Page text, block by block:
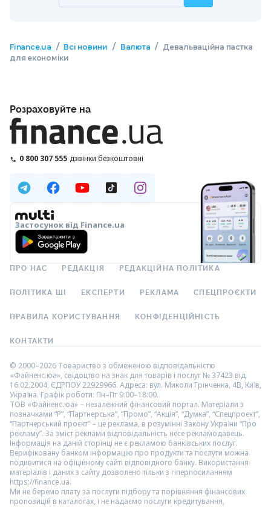
Finance.ua / Всі новини / Валюта / Девальваційна пастка
для економіки
Розраховуйте на
0 800 307 555 дзвінки безкоштовні
Застосунок від Finance.ua
ПРО НАС РЕДАКЦІЯ РЕДАКЦІЙНА ПОЛІТИКА
ПОЛІТИКА ШІ ЕКСПЕРТИ РЕКЛАМА СПЕЦПРОЄКТИ
ПРАВИЛА КОРИСТУВАННЯ КОНФІДЕНЦІЙНІСТЬ
КОНТАКТИ
© 2000–2026 Товариство з обмеженою відповідальністю
«Файненс.юа», свідоцтво на знак для товарів і послуг № 37423 від
16.02.2004, ЄДРПОУ 22929966. Адреса: вул. Миколи Грінченка, 4В, Київ,
Україна. Графік роботи: Пн–Пт 9:00–18:00.
ТОВ «Файненс.юа» – незалежний фінансовий портал. Матеріали з
позначками “Р”, “Партнерська”, “Промо”, “Акція”, “Думка”, “Спецпроєкт”,
“Партнерський проєкт” – це реклама, в розумінні Закону України “Про
рекламу”. За зміст реклами відповідальність несе рекламодавець.
Інформація на даній сторінці не є рекламою банківських послуг.
Верифіковану банком інформацію про продукти та послуги можна
подивитися на офіційному сайті відповідного банку. Використання
матеріалів і даних з сайту дозволено тільки з гіперпосиланням
https://finance.ua.
Ми не беремо плату за послуги підбору та порівняння фінансових
пропозицій в каталогах, і не надаємо послуги кредитування,